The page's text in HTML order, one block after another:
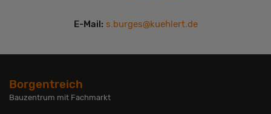
E-Mail: s.burges@kuehlert.de
Borgentreich
Bauzentrum mit Fachmarkt